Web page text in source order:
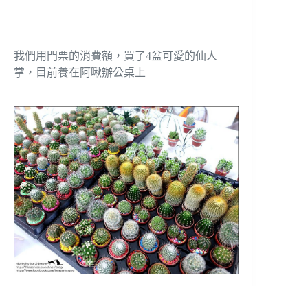
我們用門票的消費額，買了4盆可愛的仙人
掌，目前養在阿啾辦公桌上